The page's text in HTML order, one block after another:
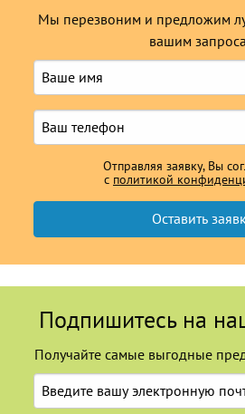
Мы перезвоним и предложим
вашим
Отправляя заявку, Вы
с политикой
Подпишитесь на
Получайте самые выгодные